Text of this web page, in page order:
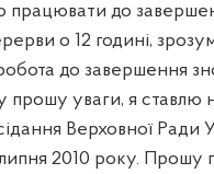
до
о 12 годині,
до завершення
прошу уваги, я ставлю
Верховної Ради
2010 року. Прошу